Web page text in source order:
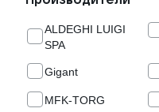
ALDEGHI LUIGI
SPA
Gigant
MFK-TORG